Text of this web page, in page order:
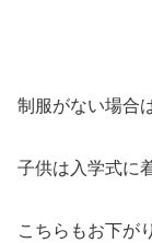
制服がない場合
子供は入学式に
こちらもお下が